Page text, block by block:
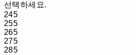
선택하세요.
245
255
265
275
285